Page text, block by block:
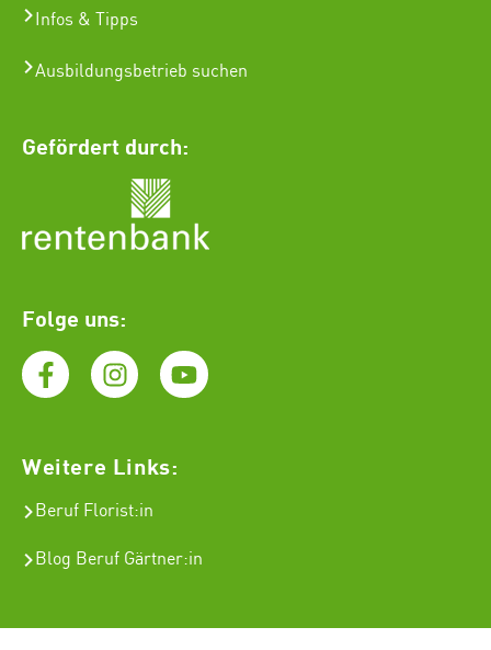
Infos & Tipps
Ausbildungsbetrieb suchen
Gefördert durch:
Folge uns:
Weitere Links:
Beruf Florist:in
Blog Beruf Gärtner:in